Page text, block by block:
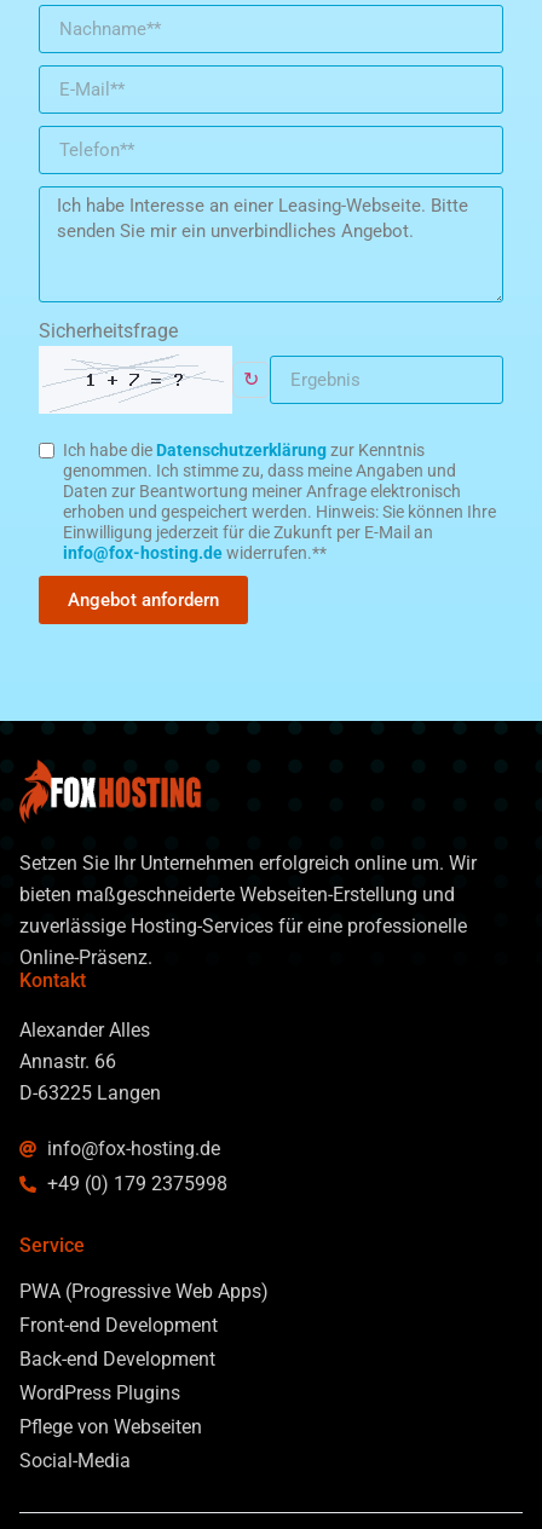
Sicherheitsfrage
↻
Ich habe die Datenschutzerklärungzur Kenntnis
genommen. Ich stimme zu, dass meine Angaben und
Daten zur Beantwortung meiner Anfrage elektronisch
erhoben und gespeichert werden. Hinweis: Sie können Ihre
Einwilligung jederzeit für die Zukunft per E-Mail an
info@fox-hosting.dewiderrufen.**
Angebot anfordern
Setzen Sie Ihr Unternehmen erfolgreich online um. Wir
bieten maßgeschneiderte Webseiten-Erstellung und
zuverlässige Hosting-Services für eine professionelle
Online-Präsenz.
Kontakt
Alexander Alles
Annastr. 66
D-63225 Langen
info@fox-hosting.de
+49 (0) 179 2375998
Service
PWA (Progressive Web Apps)
Front-end Development
Back-end Development
WordPress Plugins
Pflege von Webseiten
Social-Media